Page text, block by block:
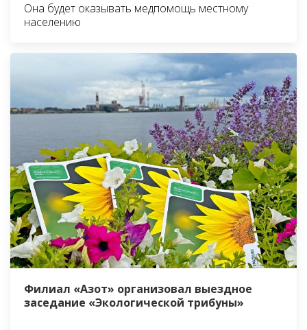
Она будет оказывать медпомощь местному
населению
Филиал «Азот» организовал выездное
заседание «Экологической трибуны»